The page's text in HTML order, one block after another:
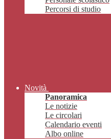
Percorsi di studio
Novità
Panoramica
Le notizie
Le circolari
Calendario eventi
Albo online